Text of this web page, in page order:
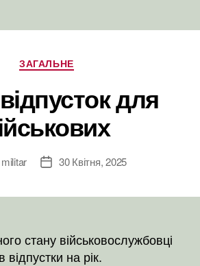
Категорії
ЗАГАЛЬНЕ
для
militar
Дата30 Квітня, 2025
стану військовослужбовці
на рік.